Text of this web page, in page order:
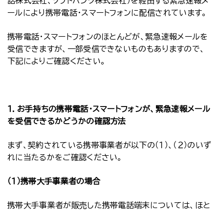
ールにより携帯電話・スマートフォンに配信されています。
携帯電話・スマートフォンのほとんどが、緊急速報メールを
受信できますが、一部受信できないものもありますので、
下記によりご確認ください。
１．お手持ちの携帯電話・スマートフォンが、緊急速報メール
を受信できるかどうかの確認方法
まず、契約されている携帯事業者が以下の（１）、（２）のいず
れに当たるかをご確認ください。
（１）携帯大手事業者の場合
携帯大手事業者が販売した携帯電話端末については、ほと